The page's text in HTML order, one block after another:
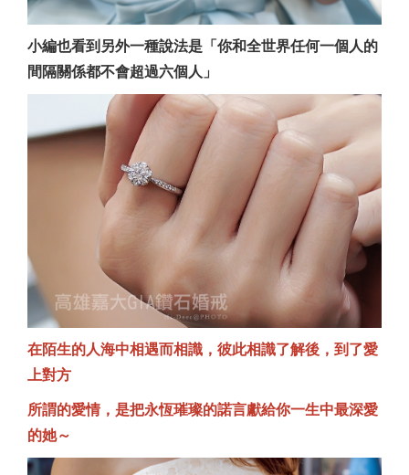
小編也看到另外一種說法是「你和全世界任何一個人的
間隔關係都不會超過六個人」
在陌生的人海中相遇而相識，彼此相識了解後，到了愛
上對方
所謂的愛情，是把永恆璀璨的諾言獻給你一生中最深愛
的她～